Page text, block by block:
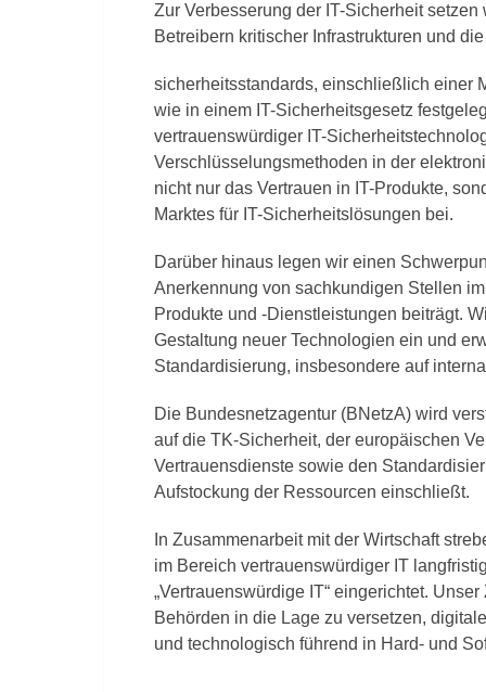
Zur Verbesserung der IT-Sicherheit
Betreibern kritischer Infrastrukturen und
sicherheitsstandards, einschließlich einer
wie in einem IT-Sicherheitsgesetz
vertrauenswürdiger IT-
Verschlüsselungsmethoden in der
nicht nur das Vertrauen in IT-Produkte,
Marktes für IT-Sicherheitslösungen bei.
Darüber hinaus legen wir einen
Anerkennung von sachkundigen Stellen
Produkte und -Dienstleistungen beiträgt.
Gestaltung neuer Technologien ein und
Standardisierung, insbesondere auf
Die Bundesnetzagentur (BNetzA) wird
auf die TK-Sicherheit, der europäischen
Vertrauensdienste sowie den
Aufstockung der Ressourcen einschließt.
In Zusammenarbeit mit der Wirtschaft
im Bereich vertrauenswürdiger IT
„Vertrauenswürdige IT“ eingerichtet.
Behörden in die Lage zu versetzen,
und technologisch führend in Hard- und